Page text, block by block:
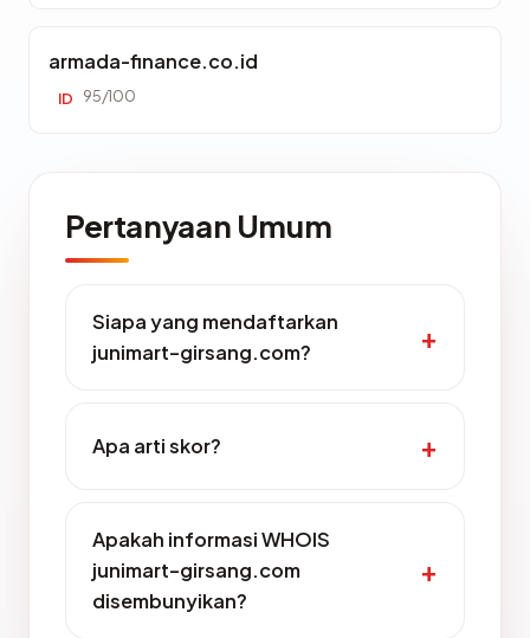
armada-finance.co.id
ID 95/100
Pertanyaan Umum
Siapa yang mendaftarkan
junimart-girsang.com?
Apa arti skor?
Apakah informasi WHOIS
junimart-girsang.com
disembunyikan?